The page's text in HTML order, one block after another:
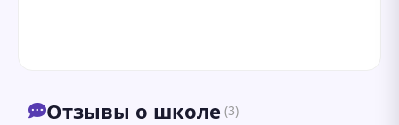
Отзывы о школе (3)